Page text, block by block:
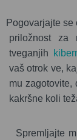
Pogovarjajte
priložnost za
tveganjih
vaš otrok ve,
mu zagotovite,
kakršne koli
Spremljajte